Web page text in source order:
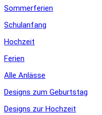
Sommerferien
Schulanfang
Hochzeit
Ferien
Alle Anlässe
Designs zum Geburtstag
Designs zur Hochzeit